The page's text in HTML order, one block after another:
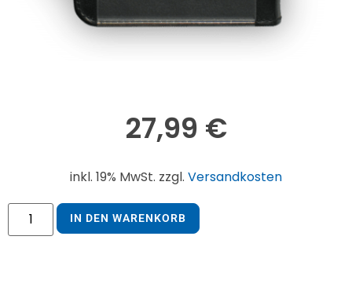
27,99 €
inkl. 19% MwSt. zzgl. Versandkosten
IN DEN WARENKORB